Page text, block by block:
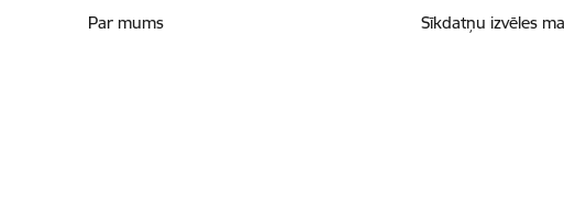
Par mums
Sīkdatņu izvēles